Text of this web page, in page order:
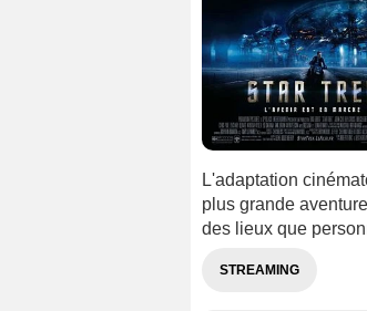
L'adaptation
plus grande
des lieux que
STREAMING